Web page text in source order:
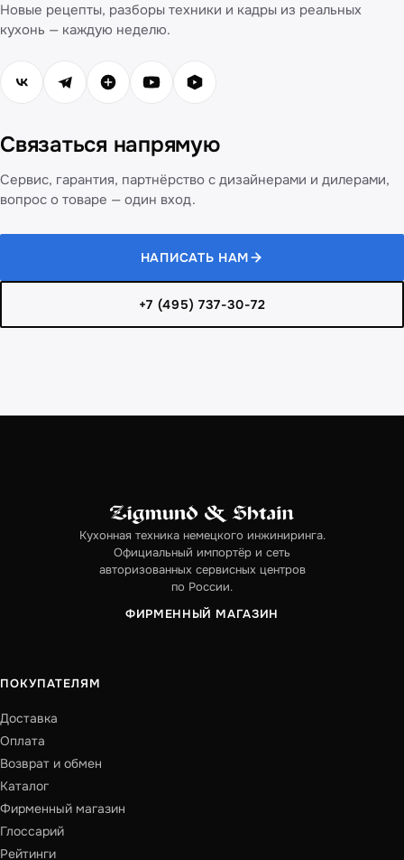
Новые рецепты, разборы техники и кадры из реальных
кухонь — каждую неделю.
Связаться напрямую
Сервис, гарантия, партнёрство с дизайнерами и дилерами,
вопрос о товаре — один вход.
НАПИСАТЬ НАМ
+7 (495) 737-30-72
Кухонная техника немецкого инжиниринга.
Официальный импортёр и сеть
авторизованных сервисных центров
по России.
ФИРМЕННЫЙ МАГАЗИН
ПОКУПАТЕЛЯМ
Доставка
Оплата
Возврат и обмен
Каталог
Фирменный магазин
Глоссарий
Рейтинги